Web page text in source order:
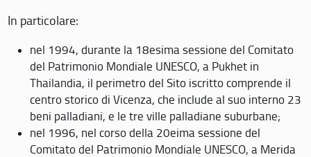
In particolare:
nel 1994, durante la 18esima sessione del Comitato
del Patrimonio Mondiale UNESCO, a Pukhet in
Thailandia, il perimetro del Sito iscritto comprende il
centro storico di Vicenza, che include al suo interno 23
beni palladiani, e le tre ville palladiane suburbane;
nel 1996, nel corso della 20eima sessione del
Comitato del Patrimonio Mondiale UNESCO, a Merida